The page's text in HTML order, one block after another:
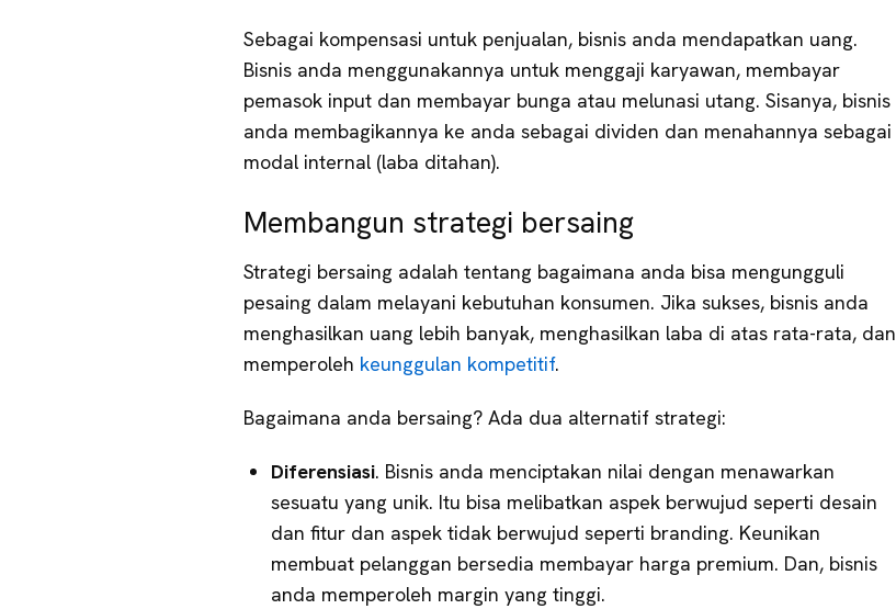
Sebagai kompensasi untuk penjualan, bisnis anda mendapatkan uang.
Bisnis anda menggunakannya untuk menggaji karyawan, membayar
pemasok input dan membayar bunga atau melunasi utang. Sisanya, bisnis
anda membagikannya ke anda sebagai dividen dan menahannya sebagai
modal internal (laba ditahan).
Membangun strategi bersaing
Strategi bersaing adalah tentang bagaimana anda bisa mengungguli
pesaing dalam melayani kebutuhan konsumen. Jika sukses, bisnis anda
menghasilkan uang lebih banyak, menghasilkan laba di atas rata-rata, dan
memperoleh keunggulan kompetitif.
Bagaimana anda bersaing? Ada dua alternatif strategi:
Diferensiasi. Bisnis anda menciptakan nilai dengan menawarkan
sesuatu yang unik. Itu bisa melibatkan aspek berwujud seperti desain
dan fitur dan aspek tidak berwujud seperti branding. Keunikan
membuat pelanggan bersedia membayar harga premium. Dan, bisnis
anda memperoleh margin yang tinggi.